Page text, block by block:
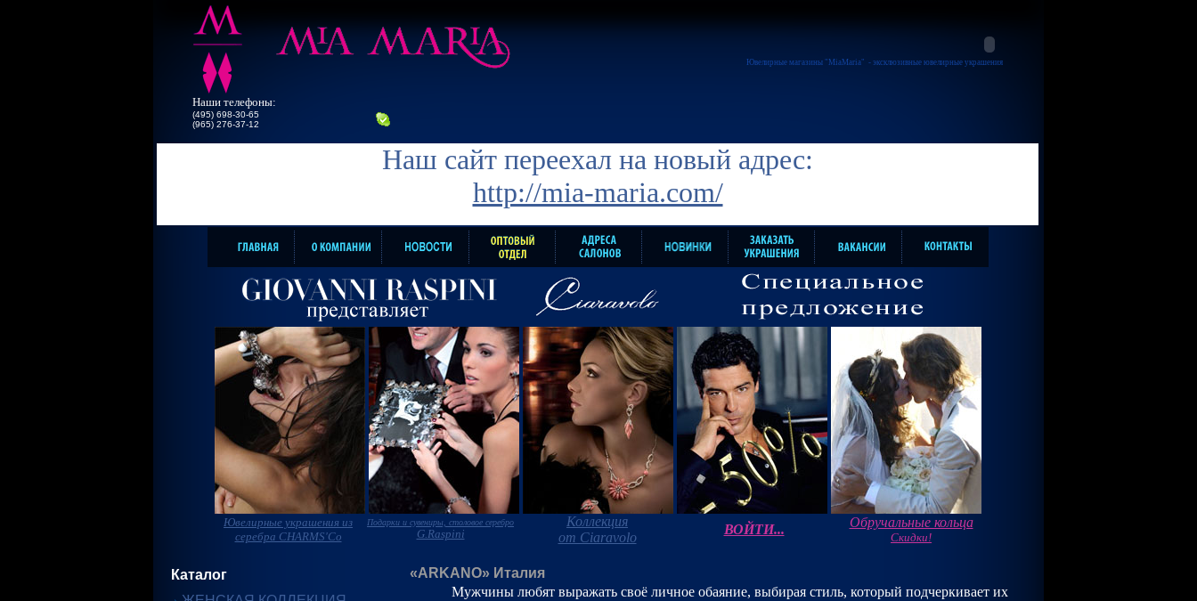
Ювелирные магазины "MiaMaria" - эксклюзивные ювелирные украшения
Наши телефоны:
(495) 698-30-65
(965) 276-37-12
Наш сайт переехал на новый адрес:
http://mia-maria.com/
Ювелирные украшения из
серебра CHARMS'Co
Подарки и сувениры, столовое серебро
G.Raspini
Коллекция
от Ciaravolo
ВОЙТИ... Обручальные кольца
Скидки!
Каталог
«ARKANO» Италия
Мужчины любят выражать своё личное обаяние, выбирая стиль, который подчеркивает их